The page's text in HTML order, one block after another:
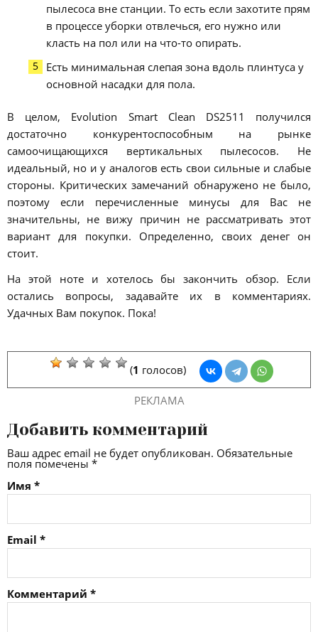
пылесоса вне станции. То есть если захотите прям
в процессе уборки отвлечься, его нужно или
класть на пол или на что-то опирать.
Есть минимальная слепая зона вдоль плинтуса у
основной насадки для пола.
В целом, Evolution Smart Clean DS2511 получился
достаточно конкурентоспособным на рынке
самоочищающихся вертикальных пылесосов. Не
идеальный, но и у аналогов есть свои сильные и слабые
стороны. Критических замечаний обнаружено не было,
поэтому если перечисленные минусы для Вас не
значительны, не вижу причин не рассматривать этот
вариант для покупки. Определенно, своих денег он
стоит.
На этой ноте и хотелось бы закончить обзор. Если
остались вопросы, задавайте их в комментариях.
Удачных Вам покупок. Пока!
(1 голосов)
РЕКЛАМА
Добавить комментарий
Ваш адрес email не будет опубликован. Обязательные
поля помечены *
Имя *
Email *
Комментарий *